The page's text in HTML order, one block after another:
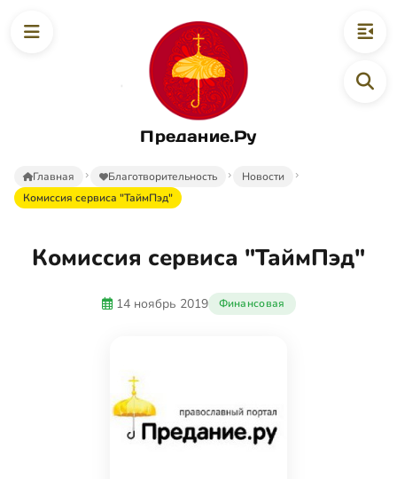
Предание.Ру
Главная Благотворительность
Новости
Комиссия сервиса "ТаймПэд"
Комиссия сервиса "ТаймПэд"
14 ноябрь 2019 Финансовая